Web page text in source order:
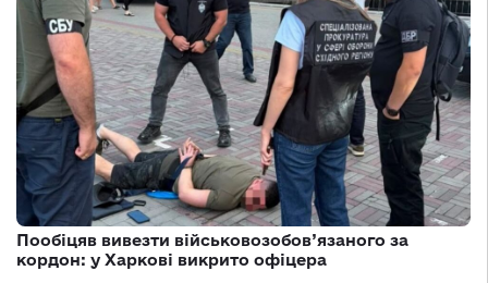
Пообіцяв вивезти військовозобов’язаного за
кордон: у Харкові викрито офіцера